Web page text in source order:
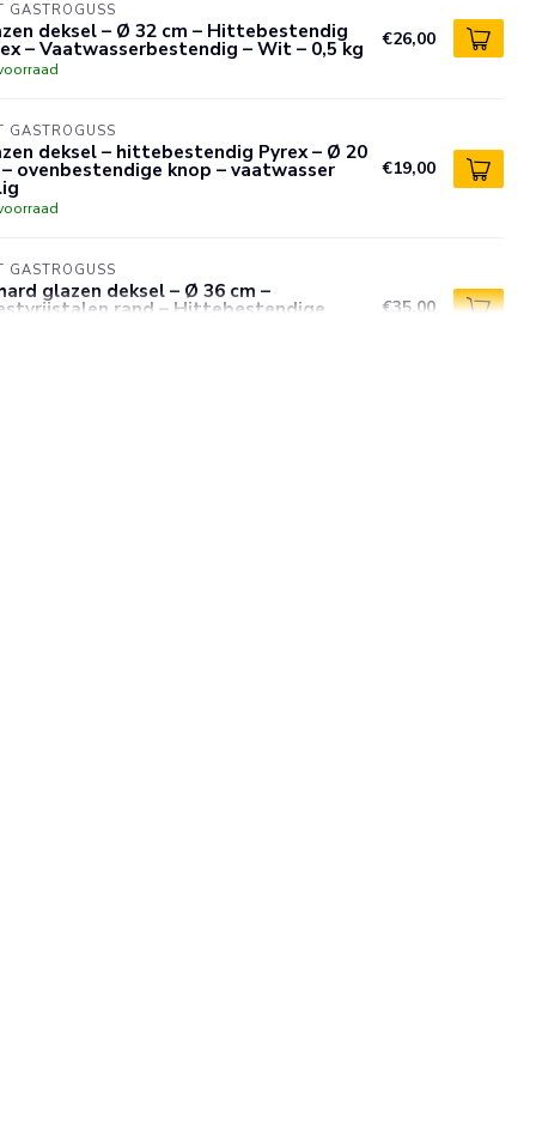
GASTROGUSS
deksel – Ø 32 cm – Hittebestendig
– Vaatwasserbestendig – Wit – 0,5 kg €26,00
GASTROGUSS
deksel – hittebestendig Pyrex – Ø 20
ovenbestendige knop – vaatwasser €19,00
GASTROGUSS
glazen deksel – Ø 36 cm –
rand – Hittebestendige €35,00